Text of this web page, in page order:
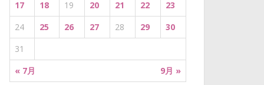
« 7月 9月 »
17
18 19 20 21 22
23
24
25 26 27 28 29
30
31